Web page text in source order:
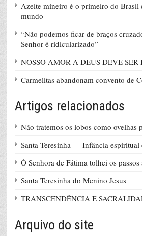
Azeite mineiro é o primeiro do Brasil
mundo
“Não podemos ficar de braços
Senhor é ridicularizado”
NOSSO AMOR A DEUS DEVE
Carmelitas abandonam convento de
Artigos relacionados
Não tratemos os lobos como ovelhas
Santa Teresinha — Infância espiritual
Ó Senhora de Fátima tolhei os
Santa Teresinha do Menino Jesus
TRANSCENDÊNCIA E
Arquivo do site